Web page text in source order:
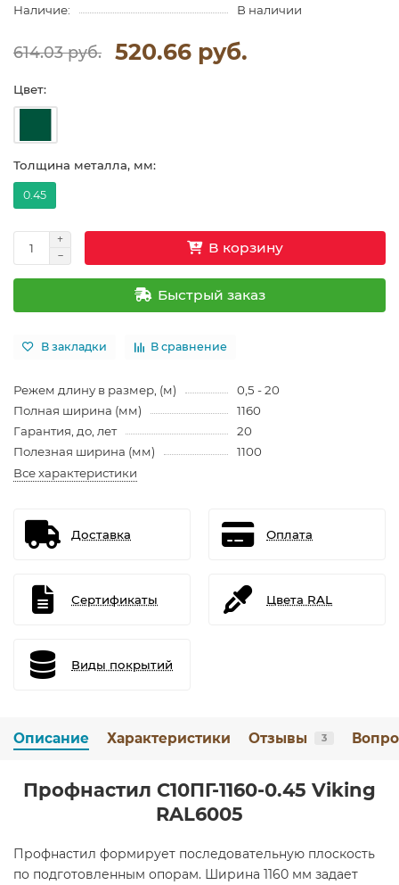
Наличие:
В наличии
614.03 руб. 520.66 руб.
Цвет:
Толщина металла, мм:
0.45
В корзину
Быстрый заказ
В закладки В сравнение
Режем длину в размер, (м)
0,5 - 20
Полная ширина (мм)
1160
Гарантия, до, лет
20
Полезная ширина (мм)
1100
Все характеристики
Доставка Оплата
Сертификаты Цвета RAL
Виды покрытий
Описание Характеристики Отзывы 3
Профнастил С10ПГ-1160-0.45 Viking
RAL6005
Профнастил формирует последовательную плоскость
по подготовленным опорам. Ширина 1160 мм задает